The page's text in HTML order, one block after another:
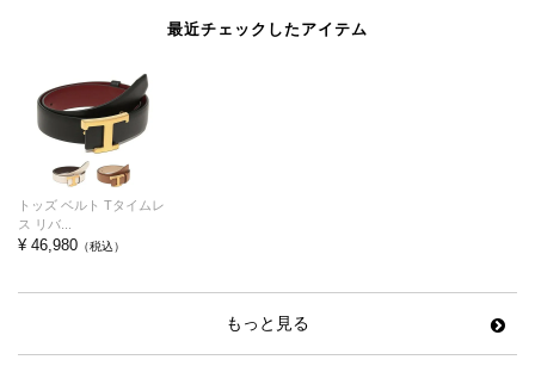
最近チェックしたアイテム
トッズ ベルト Tタイムレ
ス リバ...
¥ 46,980 （税込）
もっと見る